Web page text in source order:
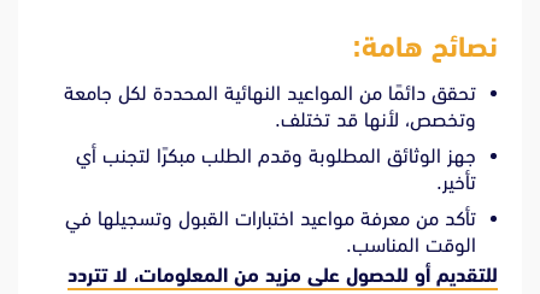
نصائح هامة:
تحقق دائمًا من المواعيد النهائية المحددة لكل جامعة
وتخصص، لأنها قد تختلف.
جهز الوثائق المطلوبة وقدم الطلب مبكرًا لتجنب أي
تأخير.
تأكد من معرفة مواعيد اختبارات القبول وتسجيلها في
الوقت المناسب.
للتقديم أو للحصول على مزيد من المعلومات، لا تتردد